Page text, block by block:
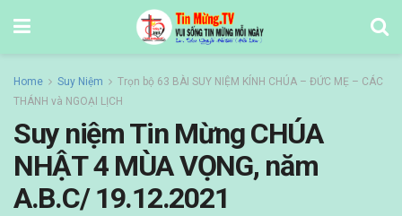
Home Suy Niệm
Trọn bộ 63 BÀI SUY NIỆM KÍNH CHÚA – ĐỨC MẸ – CÁC
THÁNH và NGOẠI LỊCH
Suy niệm Tin Mừng CHÚA
NHẬT 4 MÙA VỌNG, năm
A.B.C/ 19.12.2021